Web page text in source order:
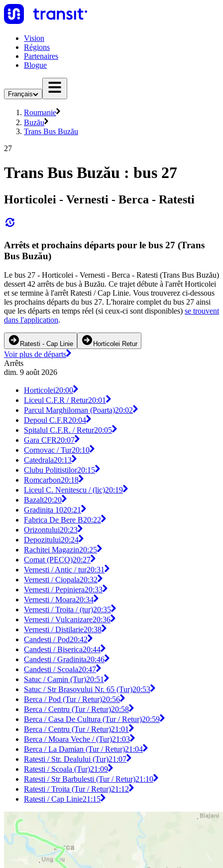
Vision
Régions
Partenaires
Blogue
Français
Roumanie
Buzău
Trans Bus Buzău
27
Trans Bus Buzău : bus 27
Horticolei - Vernesti - Berca - Ratesti
Arrêts et prochains départs pour le bus 27 (Trans
Bus Buzău)
Le bus 27 - Horticolei - Vernesti - Berca - Ratesti (Trans Bus Buzău)
dessert 42 arrêts de bus à Buzău. Ce trajet débute à l'arrêt Horticolei
et se termine à l'arrêt Ratesti / Cap Linie. Vous trouverez ci-dessous
les prochains départs du bus 27. L'horaire complet du bus 27 ainsi
que les départs en temps réel (si ceux-ci sont disponibles) se trouvent
dans l'application.
Ratesti - Cap Linie Horticolei Retur
Voir plus de départs
Arrêts
dim. 9 août 2026
Horticolei20:00
Liceul C.F.R / Retur20:01
Parcul Marghiloman (Poarta)20:02
Depoul C.F.R20:04
Spitalul C.F.R. / Retur20:05
Gara CFR20:07
Cornovac / Tur20:10
Catedrala20:13
Clubu Politistilor20:15
Romcarbon20:18
Liceul C. Nenitescu / (lic)20:19
Bazalt20:20
Gradinita 1020:21
Fabrica De Bere B20:22
Orizontului20:23
Depozitului20:24
Rachitei Magazin20:25
Comat (PECO)20:27
Vernesti / Antic / tur20:31
Vernesti / Ciopala20:32
Vernesti / Pepiniera20:33
Vernesti / Moara20:34
Vernesti / Troita / (tur)20:35
Vernesti / Vulcanizare20:36
Vernesti / Distilarie20:38
Candesti / Pod20:42
Candesti / Biserica20:44
Candesti / Gradinita20:46
Candesti / Scoala20:47
Satuc / Camin (Tur)20:51
Satuc / Str Brasovului Nr. 65 (Tur)20:53
Berca / Pod (Tur / Retur)20:56
Berca / Centru (Tur / Retur)20:58
Berca / Casa De Cultura (Tur / Retur)20:59
Berca / Centru (Tur / Retur)21:01
Berca / Moara Veche / (Tur)21:03
Berca / La Damian (Tur / Retur)21:04
Ratesti / Str. Dealului (Tur)21:07
Ratesti / Scoala (Tur)21:09
Ratesti / Str Barbulesti (Tur / Retur)21:10
Ratesti / Troita (Tur / Retur)21:12
Ratesti / Cap Linie21:15